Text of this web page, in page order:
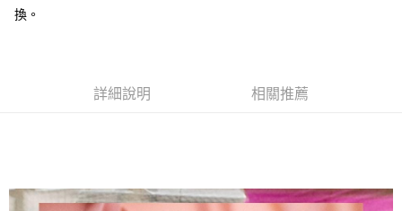
換。
詳細說明 相關推薦